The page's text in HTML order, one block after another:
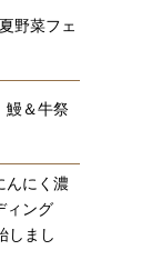
野菜フェ
鰻＆牛祭
んにく濃
ィング
しまし